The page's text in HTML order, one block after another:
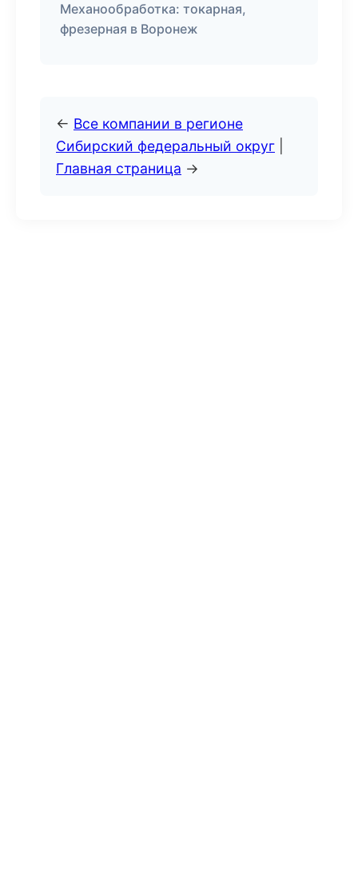
Механообработка: токарная,
фрезерная в Воронеж
← Все компании в регионе
Сибирский федеральный округ
Главная страница →